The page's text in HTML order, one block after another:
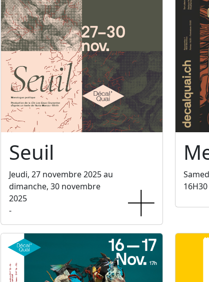
Seuil
Jeudi, 27 novembre 2025 au
dimanche, 30 novembre
2025
-